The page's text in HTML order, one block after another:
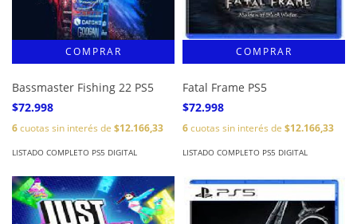
Bassmaster Fishing 22 PS5
$72.998
6cuotas sin interés de $12.166,33
LISTADO COMPLETO PS5 DIGITAL
Fatal Frame PS5
$72.998
6cuotas sin interés de $12.166,33
LISTADO COMPLETO PS5 DIGITAL